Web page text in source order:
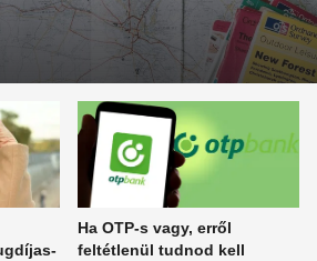
Ha OTP-s vagy, erről
feltétlenül tudnod kell